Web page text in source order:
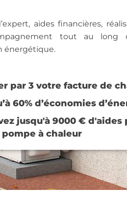
aides financières,
tout au long
énergétique.
par 3 votre facture de
60% d’économies
jusqu'à 9000 €
à chaleur